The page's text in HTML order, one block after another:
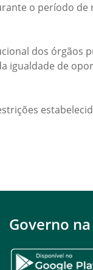
o período de
dos órgãos
igualdade de
Governo